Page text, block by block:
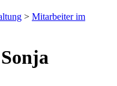
> Mitarbeiter im